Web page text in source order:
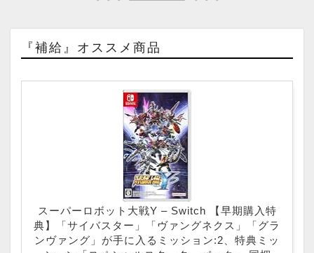
『補給』オススメ商品
スーパーロボット大戦Y – Switch 【早期購入特
典】「サイバスター」「ヴァングネクス」「グラ
ンヴァング」が手に入るミッション:2、特典ミッ